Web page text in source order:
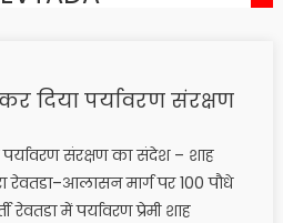
दिया पर्यावरण संरक्षण
संरक्षण का संदेश – शाह
मार्ग पर 100 पौधे
में पर्यावरण प्रेमी शाह